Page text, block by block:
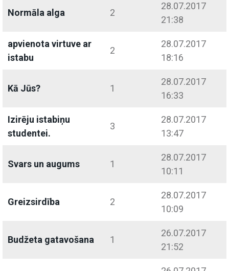
Normāla alga 2
28.07.2017
21:38
apvienota virtuve ar
istabu
2
28.07.2017
18:16
Kā Jūs? 1
28.07.2017
16:33
Izirēju istabiņu
studentei.
3
28.07.2017
13:47
Svars un augums 1
28.07.2017
10:11
Greizsirdība 2
28.07.2017
10:09
Budžeta gatavošana 1
26.07.2017
21:52